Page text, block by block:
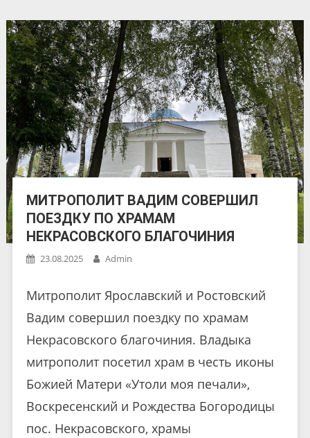
МИТРОПОЛИТ ВАДИМ СОВЕРШИЛ
ПОЕЗДКУ ПО ХРАМАМ
НЕКРАСОВСКОГО БЛАГОЧИНИЯ
23.08.2025 Admin
Митрополит Ярославский и Ростовский
Вадим совершил поездку по храмам
Некрасовского благочиния. Владыка
митрополит посетил храм в честь иконы
Божией Матери «Утоли моя печали»,
Воскресенский и Рождества Богородицы
пос. Некрасовского, храмы